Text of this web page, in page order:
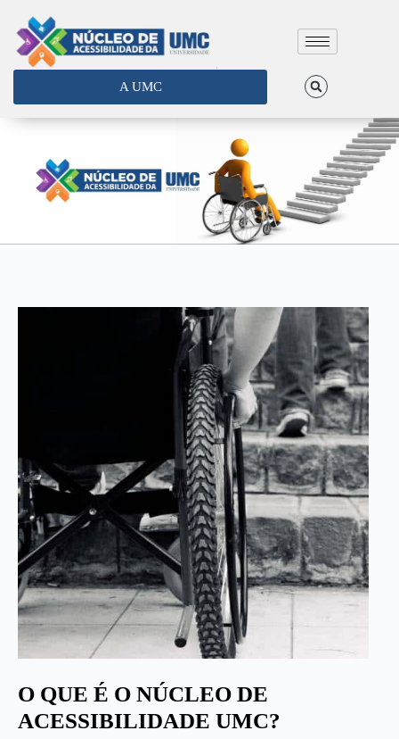
A UMC
O QUE É O NÚCLEO DE
ACESSIBILIDADE UMC?